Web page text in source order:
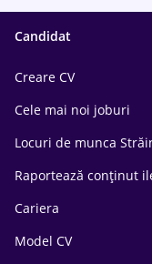
Candidat
Creare CV
Cele mai noi joburi
Locuri de munca
Raportează conținut
Cariera
Model CV